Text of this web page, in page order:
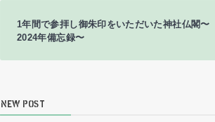
1年間で参拝し御朱印をいただいた神社仏閣〜
2024年備忘録〜
NEW POST